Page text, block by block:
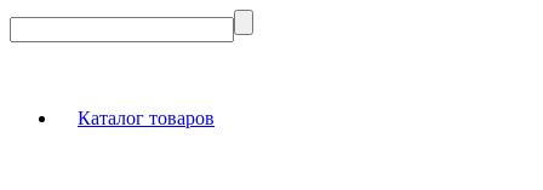
Каталог товаров